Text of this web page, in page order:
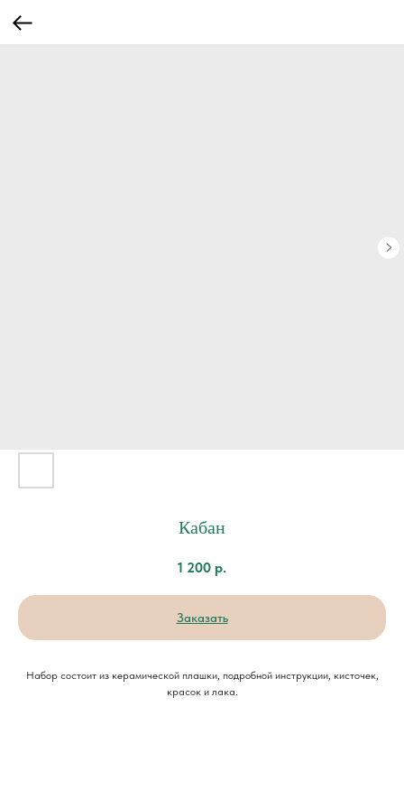
Кабан
1 200 р.
Заказать
Набор состоит из керамической плашки, подробной инструкции, кисточек,
красок и лака.